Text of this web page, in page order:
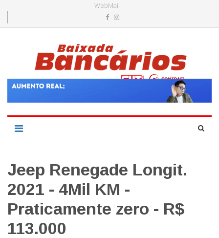
WebMail
Jeep Renegade Longit.
2021 - 4Mil KM -
Praticamente zero - R$
113.000